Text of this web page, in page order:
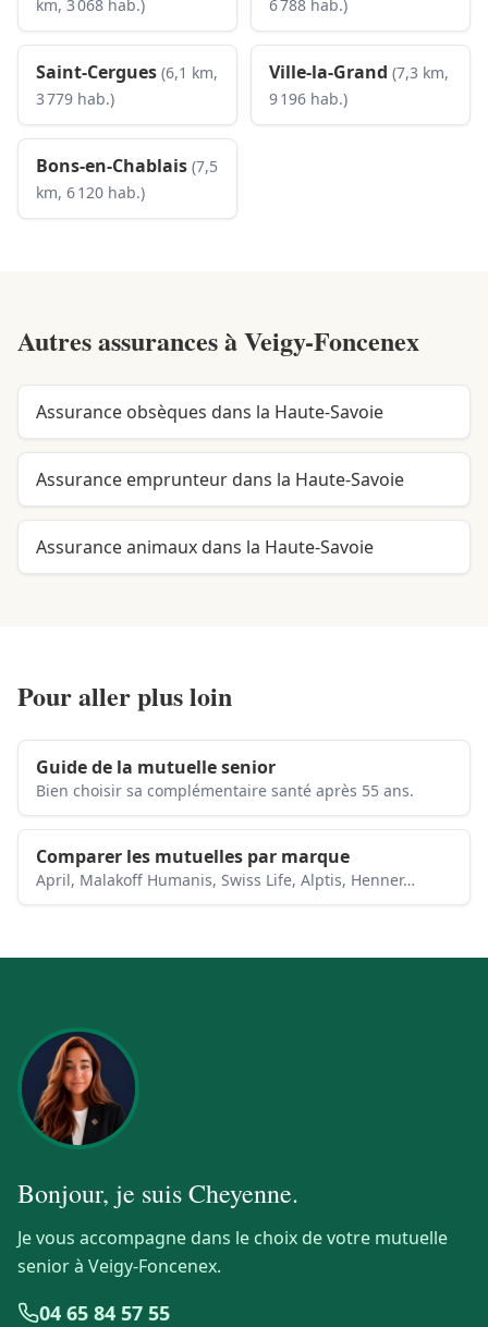
km, 3 068 hab.) 6 788 hab.)
Saint-Cergues (6,1 km,
3 779 hab.)
Ville-la-Grand (7,3 km,
9 196 hab.)
Bons-en-Chablais (7,5
km, 6 120 hab.)
Autres assurances àVeigy-Foncenex
Assurance obsèques dans la Haute-Savoie
Assurance emprunteur dans la Haute-Savoie
Assurance animaux dans la Haute-Savoie
Pour aller plus loin
Guide de la mutuelle senior
Bien choisir sa complémentaire santé après 55 ans.
Comparer les mutuelles par marque
April, Malakoff Humanis, Swiss Life, Alptis, Henner…
Bonjour, je suisCheyenne.
Je vous accompagne dans le choix de votre mutuelle
senior à Veigy-Foncenex.
04 65 84 57 55